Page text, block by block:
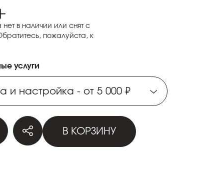
в наличии или снят с
пожалуйста, к
услуги
и настройка - от 5 000 ₽
и настройка - от 5 000 ₽
и настройка - от 5 000 ₽
В КОРЗИНУ